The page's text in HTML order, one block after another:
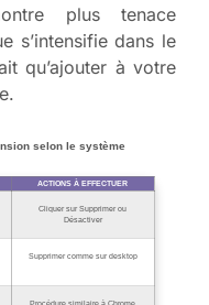
plus tenace
s’intensifie dans le
qu’ajouter à votre
selon le système
ACTIONS À EFFECTUER
Cliquer sur Supprimer ou
Désactiver
Supprimer comme sur desktop
Procédure similaire à Chrome